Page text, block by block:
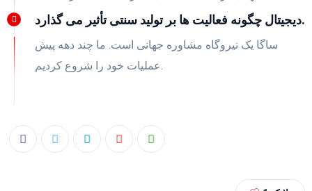
دیجیتال چگونه فعالیت ها بر تولید سنتی تأثیر می گذارد.
ساگا یک نیروگاه مشاوره جهانی است. ما چند دهه پیش
عملیات خود را شروع کردیم.